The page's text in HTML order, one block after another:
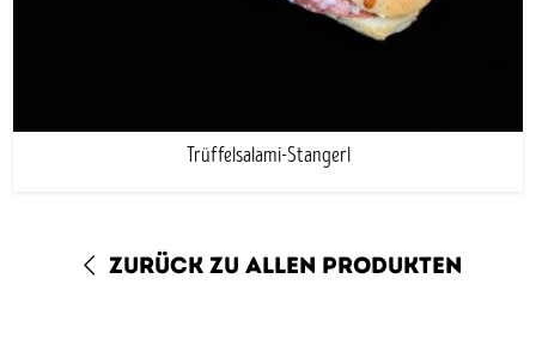
Trüffelsalami-Stangerl
zurück zu allen Produkten